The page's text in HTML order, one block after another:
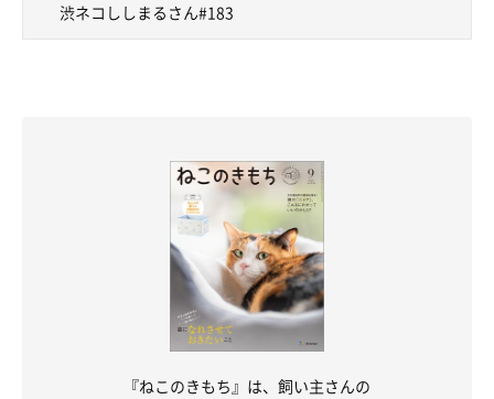
渋ネコししまるさん#183
『ねこのきもち』は、飼い主さんの